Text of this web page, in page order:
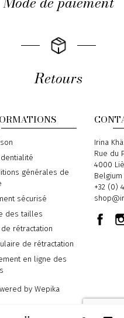
Retours
générales de
sécurisé
des tailles
de rétractation
de rétractation
en ligne des
Address
Irina Khä
Rue du
4000
Belgium
Phone
+32 (0)
Email
by Wepika